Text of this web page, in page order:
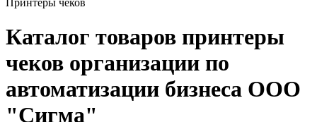
Принтеры чеков
Каталог товаров принтеры
чеков организации по
автоматизации бизнеса ООО
"Сигма"